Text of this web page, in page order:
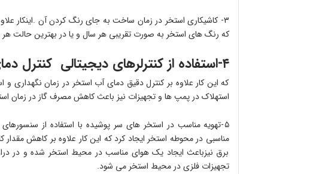
۳- کاشیکاری استخر در زمان ساخت به جای رنگ کردن آن .اینکار
که رنگ های استخر به صورت تقریبی هر سال و یا در بهترین حالت هر ۲ سال یک بار نیاز به ترمیم و رنگ کاری مجدد دارند.
۴-استفاده از کنترلرهای دیجیتالی کنترل دمای آب استخر
که این کار علاوه بر کنترل دقیق دمای آب استخر در زمان نگهداری
استهلاک در پمپ ها و تجهیزات نیز باعث کاهش مصرف گاز در زمان
۵-تهویه مناسب در استخر های سر پوشیده با استفاده از
مناسبی در محوطه استخر ایجاد کرد که این کار علاوه بر کاهش
برق نیزباعث ایجاد یک هوای مناسب در محیط استخر شده و در
تجهیزات فلزی در محیط استخر می شود.